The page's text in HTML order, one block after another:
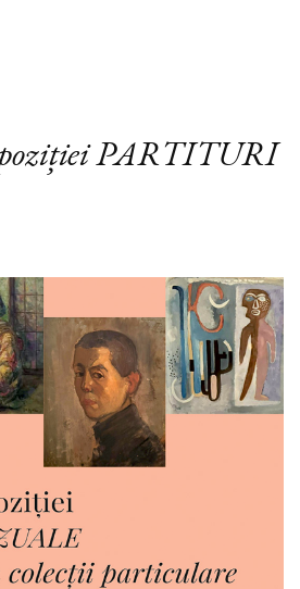
PARTITURI